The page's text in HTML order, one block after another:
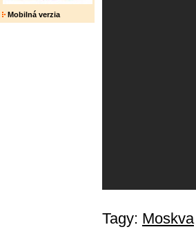
Mobilná verzia
Tagy: Moskva